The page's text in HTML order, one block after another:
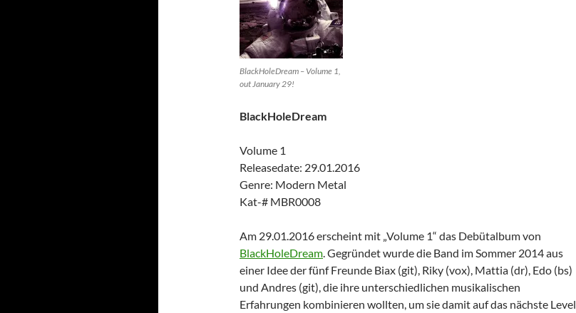
BlackHoleDream – Volume 1,
out January 29!
BlackHoleDream
Volume 1
Releasedate: 29.01.2016
Genre: Modern Metal
Kat-# MBR0008
Am 29.01.2016 erscheint mit „Volume 1“ das Debütalbum von
BlackHoleDream. Gegründet wurde die Band im Sommer 2014 aus
einer Idee der fünf Freunde Biax (git), Riky (vox), Mattia (dr), Edo (bs)
und Andres (git), die ihre unterschiedlichen musikalischen
Erfahrungen kombinieren wollten, um sie damit auf das nächste Level